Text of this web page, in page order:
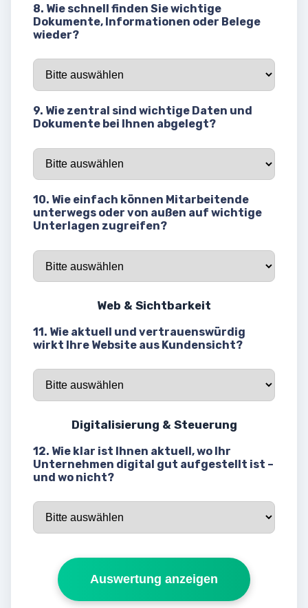
8. Wie schnell finden Sie wichtige
Dokumente, Informationen oder Belege
wieder?
9. Wie zentral sind wichtige Daten und
Dokumente bei Ihnen abgelegt?
10. Wie einfach können Mitarbeitende
unterwegs oder von außen auf wichtige
Unterlagen zugreifen?
Web & Sichtbarkeit
11. Wie aktuell und vertrauenswürdig
wirkt Ihre Website aus Kundensicht?
Digitalisierung & Steuerung
12. Wie klar ist Ihnen aktuell, wo Ihr
Unternehmen digital gut aufgestellt ist –
und wo nicht?